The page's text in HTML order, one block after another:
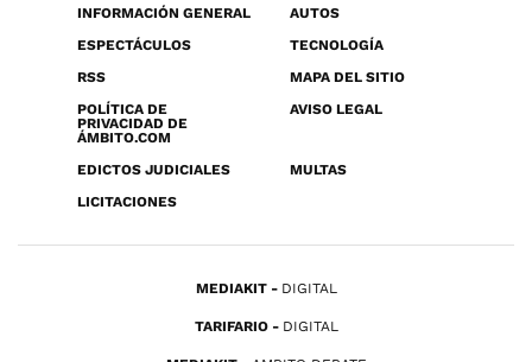
INFORMACIÓN GENERAL
AUTOS
ESPECTÁCULOS
TECNOLOGÍA
RSS
MAPA DEL SITIO
POLÍTICA DE
PRIVACIDAD DE
ÁMBITO.COM
AVISO LEGAL
EDICTOS JUDICIALES
MULTAS
LICITACIONES
MEDIAKIT DIGITAL
TARIFARIO DIGITAL